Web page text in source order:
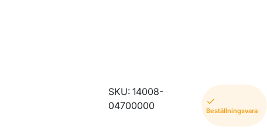
SKU: 14008-
04700000
Beställningsvara